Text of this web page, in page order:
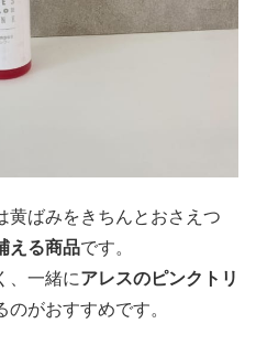
黄ばみをきちんとおさえつ
える商品です。
、一緒にアレスのピンクトリ
のがおすすめです。